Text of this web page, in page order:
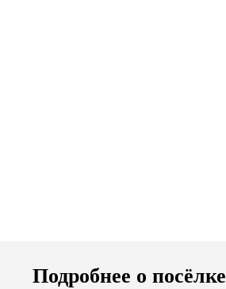
Подробнее о посёлке